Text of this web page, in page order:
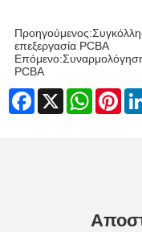
Προηγούμενος:
επεξεργασία PCBA
Επόμενο:
PCBA
Facebook
X WhatsApp